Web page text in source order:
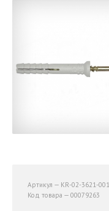
Артикул — KR-02-3621-001
Код товара — 00079263